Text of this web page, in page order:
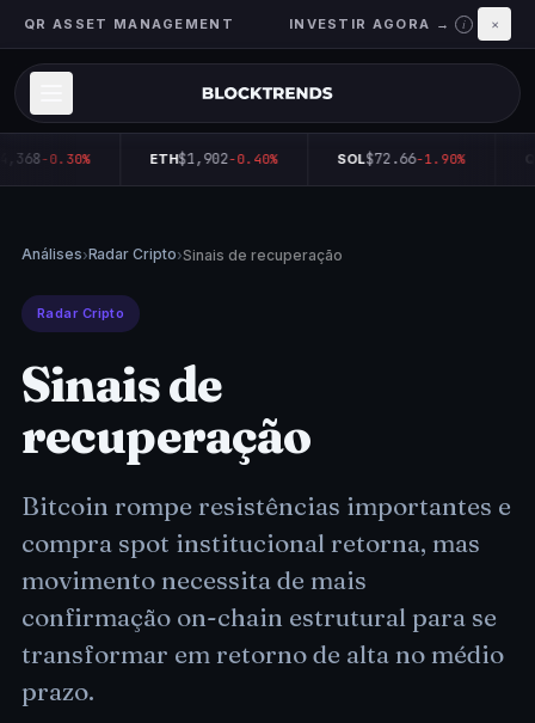
QR ASSET MANAGEMENT INVESTIR AGORA → i ×
-0.30% ETH$1,902-0.40% SOL$72.66-1.90%
Análises›Radar Cripto›Sinais de recuperação
Radar Cripto
Sinais de
recuperação
Bitcoin rompe resistências importantes e
compra spot institucional retorna, mas
movimento necessita de mais
confirmação on-chain estrutural para se
transformar em retorno de alta no médio
prazo.